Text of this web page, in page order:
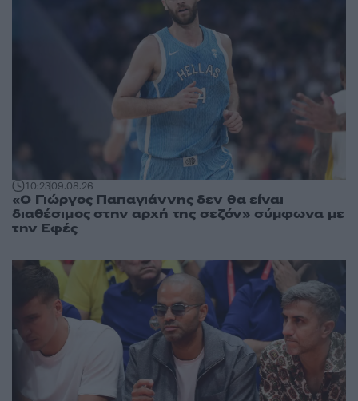
10:2309.08.26
«Ο Γιώργος Παπαγιάννης δεν θα είναι
διαθέσιμος στην αρχή της σεζόν» σύμφωνα με
την Εφές